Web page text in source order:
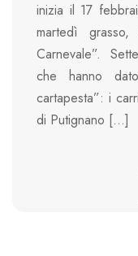
inizia il 17
martedì
Carnevale”.
che hanno
cartapesta”: i
di Putignano […]